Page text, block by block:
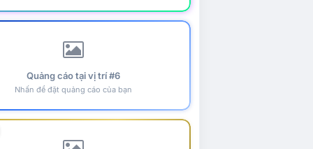
Quảng cáo tại vị trí #6
Nhấn để đặt quảng cáo của bạn